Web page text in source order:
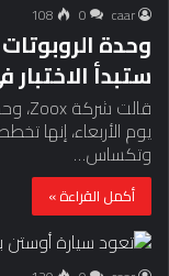
caar
0
108
ستبدأ
يوم الأربعاء، إنها
وتكساس…
أكمل القراءة »